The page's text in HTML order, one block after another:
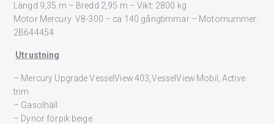
Längd 9,35 m – Bredd 2,95 m – Vikt: 2800 kg
Motor Mercury V8-300 – ca 140 gångtimmar – Motornummer:
2B644454
Utrustning
– Mercury Upgrade VesselView 403,VesselView Mobil, Active
trim
– Gasolhäll
– Dynor förpik beige